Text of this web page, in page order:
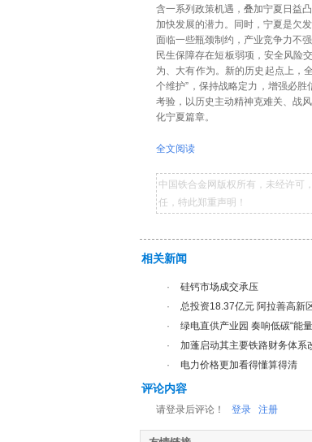
含一系列政策机遇，叠加宁夏日益
加快发展的潜力。同时，宁夏是欠
面临一些瓶颈制约，产业竞争力不
民生保障存在短板弱项，安全风险
为、大有作为。新的历史起点上，
个维护”，保持战略定力，增强必
考验，以历史主动精神克难关、战
化宁夏篇章。
全文阅读
中国铁合金网版权所有，未经许可
任，特此郑重声明！
相关新闻
· 硅钙市场成交承压
·
总投资18.37亿元 阿拉善高新
·
绿电直供产业园 奏响低碳“能
·
加蓬启动其主要铁路财务体系
·
电力价格更加看得懂算得清
评论内容
请登录后评论！ 登录 注册